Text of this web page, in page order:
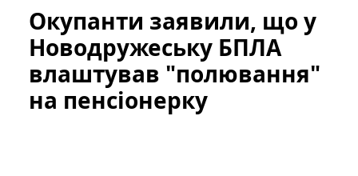
Окупанти заявили, що у
Новодружеську БПЛА
влаштував "полювання"
на пенсіонерку